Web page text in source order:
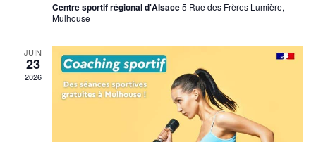
Centre sportif régional d'Alsace5 Rue des Frères Lumière,
Mulhouse
JUIN
23
2026